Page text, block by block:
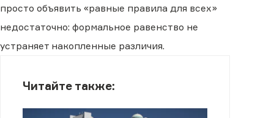
просто объявить «равные правила для всех»
недостаточно: формальное равенство не
устраняет накопленные различия.
Читайте также: